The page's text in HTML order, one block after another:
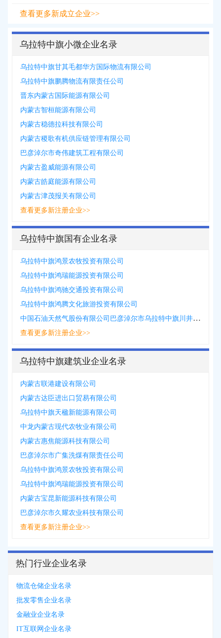
查看更多新成立企业>>
乌拉特中旗小微企业名录
乌拉特中旗甘其毛都华方国际物流有限公司
乌拉特中旗鹏腾物流有限责任公司
晋东内蒙古国际能源有限公司
内蒙古智桓能源有限公司
内蒙古稳德拉科技有限公司
内蒙古稷歌有机供应链管理有限公司
巴彦淖尔市奇伟建筑工程有限公司
内蒙古盈威能源有限公司
内蒙古皓庭能源有限公司
内蒙古津茂报关有限公司
查看更多新注册企业>>
乌拉特中旗国有企业名录
乌拉特中旗鸿景农牧投资有限公司
乌拉特中旗鸿瑞能源投资有限公司
乌拉特中旗鸿驰交通投资有限公司
乌拉特中旗鸿腾文化旅游投资有限公司
中国石油天然气股份有限公司巴彦淖尔市乌拉特中旗川井镇营业部
查看更多新注册企业>>
乌拉特中旗建筑业企业名录
内蒙古联港建设有限公司
内蒙古达臣进出口贸易有限公司
乌拉特中旗天楹新能源有限公司
中龙内蒙古现代农牧业有限公司
内蒙古惠焦能源科技有限公司
巴彦淖尔市广集洗煤有限责任公司
乌拉特中旗鸿景农牧投资有限公司
乌拉特中旗鸿瑞能源投资有限公司
内蒙古宝昆新能源科技有限公司
巴彦淖尔市久耀农业科技有限公司
查看更多新注册企业>>
热门行业企业名录
物流仓储企业名录
批发零售企业名录
金融业企业名录
IT互联网企业名录